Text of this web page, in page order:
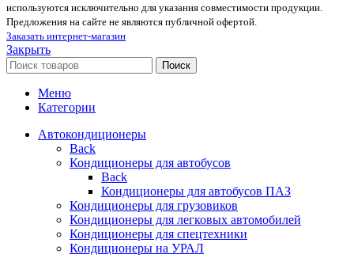
используются исключительно для указания совместимости продукции.
Предложения на сайте не являются публичной офертой.
Заказать интернет-магазин
Закрыть
Поиск
Меню
Категории
Автокондиционеры
Back
Кондиционеры для автобусов
Back
Кондиционеры для автобусов ПАЗ
Кондиционеры для грузовиков
Кондиционеры для легковых автомобилей
Кондиционеры для спецтехники
Кондиционеры на УРАЛ